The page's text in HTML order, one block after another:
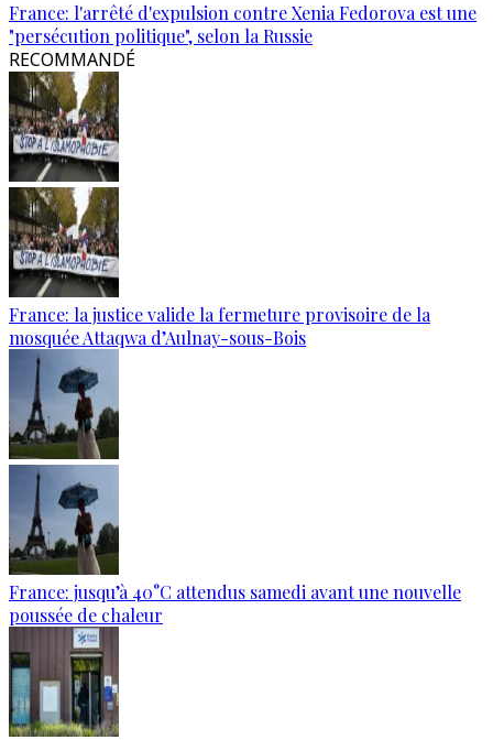
France: l'arrêté d'expulsion contre Xenia Fedorova est une
"persécution politique", selon la Russie
RECOMMANDÉ
France: la justice valide la fermeture provisoire de la
mosquée Attaqwa d’Aulnay-sous-Bois
France: jusqu’à 40°C attendus samedi avant une nouvelle
poussée de chaleur